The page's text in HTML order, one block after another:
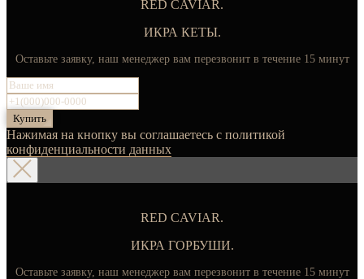
RED CAVIAR.
ИКРА КЕТЫ.
Оставьте заявку, наш менеджер вам перезвонит в течение 15 минут
Купить
Нажимая на кнопку вы соглашаетесь с политикой
конфиденциальности данных
RED CAVIAR.
ИКРА ГОРБУШИ.
Оставьте заявку, наш менеджер вам перезвонит в течение 15 минут